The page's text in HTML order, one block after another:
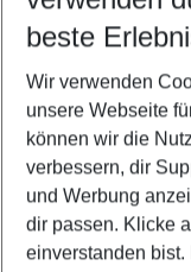
2 Erwachsene
beste
Wir verwenden
unsere Webseite
können wir die
verbessern, dir
und Werbung
dir passen. Klicke
einverstanden